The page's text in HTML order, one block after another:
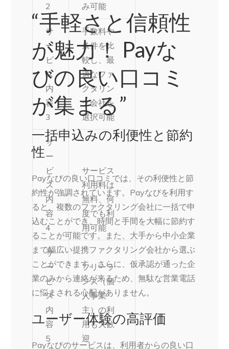
2
み可能
サ
ー
ビ
ス
内
容
3
手数料や
条件を比
較し、最
適なファ
クタリン
グ会社を
選択可能
サ
ー
ビ
ス
内
容
4
サービス
利用料は
無料、何
度でも利
用可能
サ
ー
ビ
ス
内
容
5
フリーラ
ンス（個
人事業
主）の利
用も大歓
迎
“手軽さと信頼性
が魅力！ Payな
びの良い口コミ
が集まる”
一括申込みの利便性と節約
性
Payなびの良い口コミでは、その利便性と節
約性が強調されています。Payなびを利用す
ると、複数のファクタリング会社に一括で申
込むことができ、時間と手間を大幅に節約す
ることが可能です。また、大手から中小企業
まで幅広い提携ファクタリング会社から選ぶ
ことができます。さらに、仮承認が通った企
業のみから連絡が来るため、無駄な営業電話
に悩まされる心配がありません。
ユーザー体験の高評価
Payなびのサービスは、利用者からの良い口